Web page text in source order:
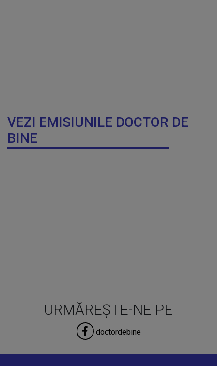
VEZI EMISIUNILE DOCTOR DE
BINE
URMĂREȘTE-NE PE
doctordebine